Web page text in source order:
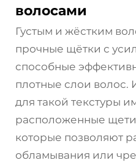
волосами
Густым и жёстким
прочные щётки с
способные
плотные слои волос.
для такой текстуры
расположенные
которые позволяют
обламывания или